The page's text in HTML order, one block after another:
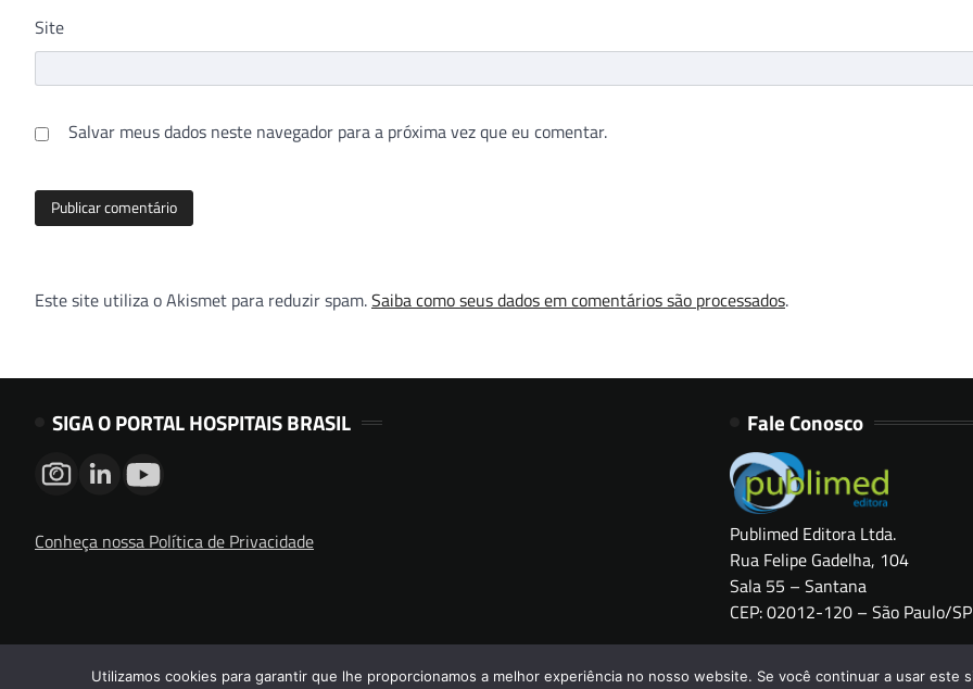
Site
Salvar meus dados neste navegador para a próxima vez que eu comentar.
Este site utiliza o Akismet para reduzir spam.Saiba como seus dados em comentários são processados.
SIGA O PORTAL HOSPITAIS BRASIL
Conheça nossa Política de Privacidade
Fale Conosco
Publimed Editora Ltda.
Rua Felipe Gadelha, 104
Sala 55 – Santana
CEP: 02012-120 – São Paulo/SP
Copyright © 2026HOSPITAIS BRASIL
Utilizamos cookies para garantir que lhe proporcionamos a melhor experiência no nosso website. Se você continuar a usar este